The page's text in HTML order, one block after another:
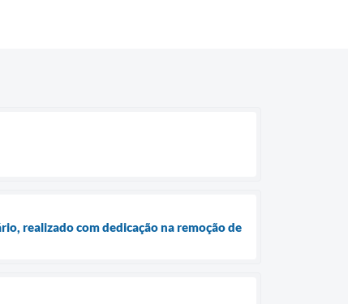
realizado com dedicação na remoção de